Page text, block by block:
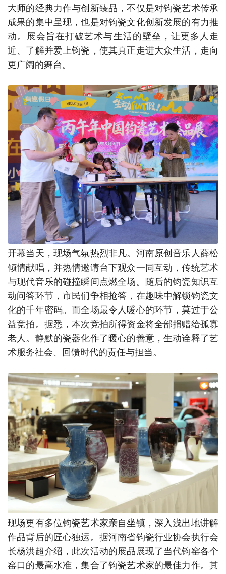
大师的经典力作与创新臻品，不仅是对钧瓷艺术传承
成果的集中呈现，也是对钧瓷文化创新发展的有力推
动。展会旨在打破艺术与生活的壁垒，让更多人走
近、了解并爱上钧瓷，使其真正走进大众生活，走向
更广阔的舞台。
开幕当天，现场气氛热烈非凡。河南原创音乐人薛松
倾情献唱，并热情邀请台下观众一同互动，传统艺术
与现代音乐的碰撞瞬间点燃全场。随后的钧瓷知识互
动问答环节，市民们争相抢答，在趣味中解锁钧瓷文
化的千年密码。而全场最令人暖心的环节，莫过于公
益竞拍。据悉，本次竞拍所得资金将全部捐赠给孤寡
老人。静默的瓷器化作了暖心的善意，生动诠释了艺
术服务社会、回馈时代的责任与担当。
现场更有多位钧瓷艺术家亲自坐镇，深入浅出地讲解
作品背后的匠心独运。据河南省钧瓷行业协会执行会
长杨洪超介绍，此次活动的展品展现了当代钧窑各个
窑口的最高水准，集合了钧瓷艺术家的最佳力作。其